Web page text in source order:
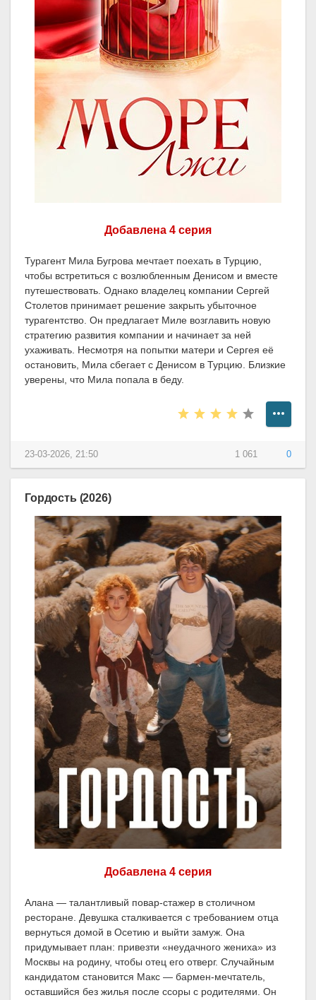
Добавлена 4 серия
Турагент Мила Бугрова мечтает поехать в Турцию,
чтобы встретиться с возлюбленным Денисом и вместе
путешествовать. Однако владелец компании Сергей
Столетов принимает решение закрыть убыточное
турагентство. Он предлагает Миле возглавить новую
стратегию развития компании и начинает за ней
ухаживать. Несмотря на попытки матери и Сергея её
остановить, Мила сбегает с Денисом в Турцию. Близкие
уверены, что Мила попала в беду.
1 061 0
23-03-2026, 21:50
Гордость (2026)
Добавлена 4 серия
Алана — талантливый повар-стажер в столичном
ресторане. Девушка сталкивается с требованием отца
вернуться домой в Осетию и выйти замуж. Она
придумывает план: привезти «неудачного жениха» из
Москвы на родину, чтобы отец его отверг. Случайным
кандидатом становится Макс — бармен-мечтатель,
оставшийся без жилья после ссоры с родителями. Он